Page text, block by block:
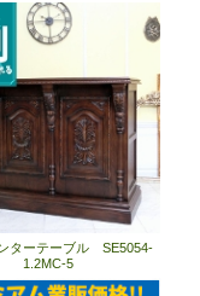
ターテーブル SE5054-
1.2MC-5